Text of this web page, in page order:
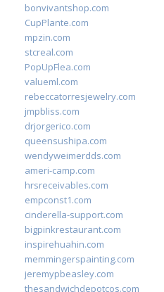
bonvivantshop.com
CupPlante.com
mpzin.com
stcreal.com
PopUpFlea.com
valueml.com
rebeccatorresjewelry.com
jmpbliss.com
drjorgerico.com
queensushipa.com
wendyweimerdds.com
ameri-camp.com
hrsreceivables.com
empconst1.com
cinderella-support.com
bigpinkrestaurant.com
inspirehuahin.com
memmingerspainting.com
jeremypbeasley.com
thesandwichdepotcos.com